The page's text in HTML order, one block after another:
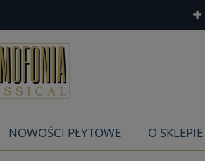
NOWOŚCI PŁYTOWE O SKLEPIE